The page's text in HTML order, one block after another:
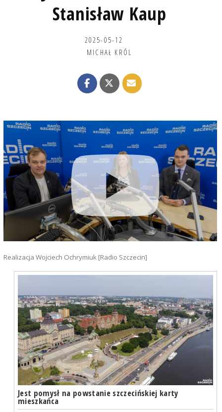
Stanisław Kaup
2025-05-12
MICHAŁ KRÓL
Realizacja Wojciech Ochrymiuk [Radio Szczecin]
Jest pomysł na powstanie szczecińskiej karty
mieszkańca